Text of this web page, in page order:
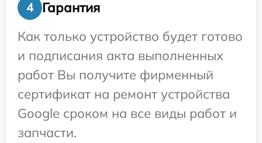
4
Гарантия
Как только устройство будет готово
и подписания акта выполненных
работ Вы получите фирменный
сертификат на ремонт устройства
Google сроком на все виды работ и
запчасти.